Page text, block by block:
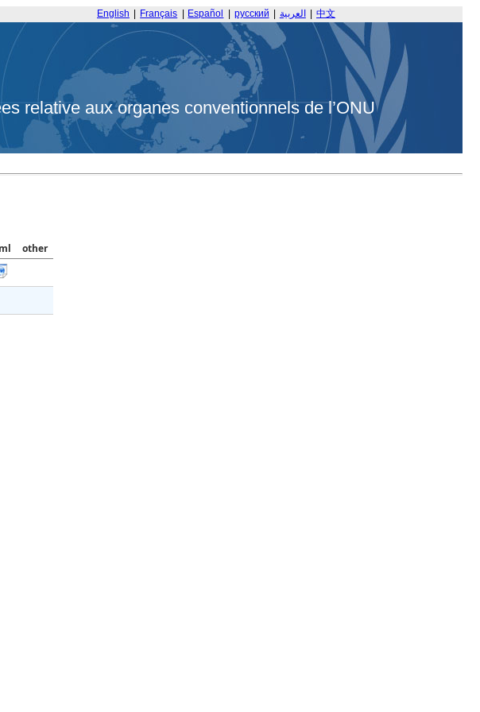
English Français Español русский العربية 中文
relative aux organes conventionnels de l’ONU
other